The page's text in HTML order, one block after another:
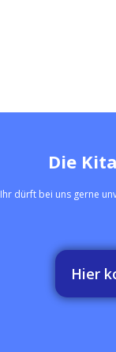
Die
Ihr dürft bei uns gerne
Hier